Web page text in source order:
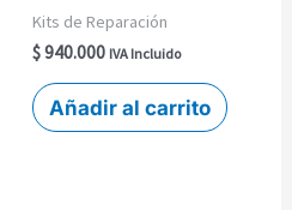
Kits de Reparación
$940.000 IVA Incluido
Añadir al carrito